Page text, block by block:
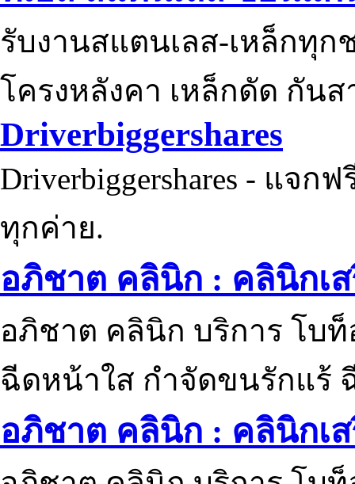
รับงานสแตนเลส-เหล็กทุ
โครงหลังคา เหล็กดัด กัน
Driverbiggershares
Driverbiggershares - แจก
ทุกค่าย.
อภิชาต คลินิก : คลินิกเ
อภิชาต คลินิก บริการ โบ
ฉีดหน้าใส กำจัดขนรักแร้
อภิชาต คลินิก : คลินิกเ